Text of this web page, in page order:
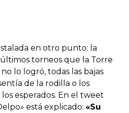
en otro punto: la
torneos que la Torre
lo logró, todas las bajas
de la rodilla o los
esperados. En el tweet
está explicado: «Su